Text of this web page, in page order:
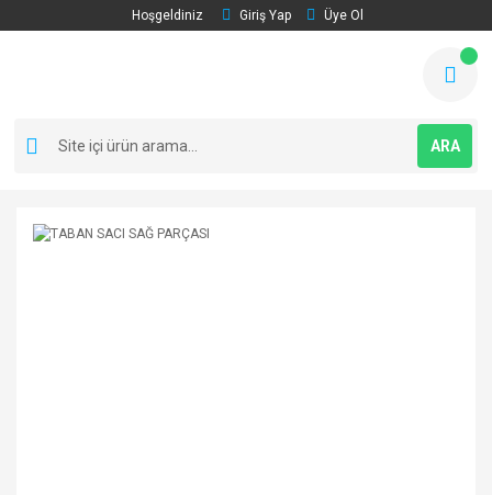
Hoşgeldiniz Giriş Yap Üye Ol
ARA